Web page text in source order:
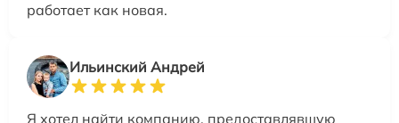
работает как новая.
Ильинский Андрей
Я хотел найти компанию, предоставлявшую